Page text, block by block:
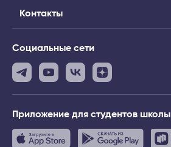
Контакты
Социальные сети
Приложение для студентов школы